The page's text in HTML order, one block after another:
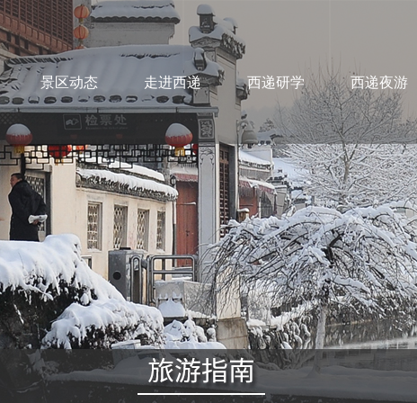
景区动态 走进西递 西递研学 西递夜游